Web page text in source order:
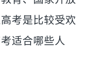
考是比较受欢
适合哪些人